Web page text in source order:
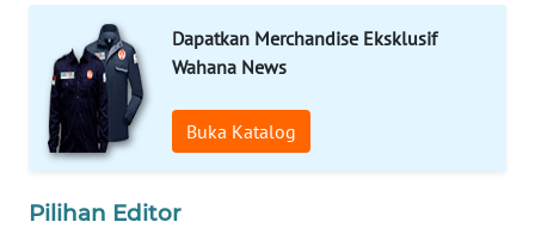
Dapatkan Merchandise Eksklusif
Wahana News
Buka Katalog
Pilihan Editor
WAHANANEWS
NET
WAHANA
SPORT
WAHANA